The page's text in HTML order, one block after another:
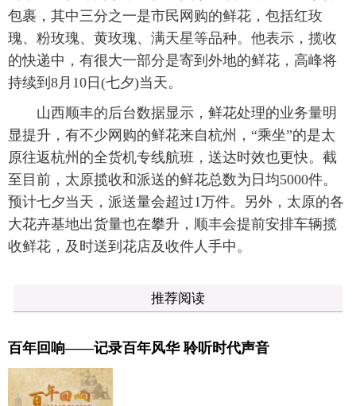
包裹，其中三分之一是市民网购的鲜花，包括红玫
瑰、粉玫瑰、黄玫瑰、满天星等品种。他表示，揽收
的快递中，有很大一部分是寄到外地的鲜花，高峰将
持续到8月10日(七夕)当天。
山西顺丰的后台数据显示，鲜花处理的业务量明
显提升，有不少网购的鲜花来自杭州，“乘坐”的是太
原往返杭州的全货机专线航班，送达时效也更快。截
至目前，太原揽收和派送的鲜花总数为日均5000件。
预计七夕当天，派送量会超过1万件。另外，太原的各
大花卉基地出货量也在攀升，顺丰会提前安排车辆揽
收鲜花，及时送到花店及收件人手中。
推荐阅读
百年回响——记录百年风华 聆听时代声音